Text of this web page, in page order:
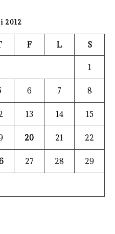
2012
F L S
1
6 7 8
13 14 15
20 21 22
27 28 29